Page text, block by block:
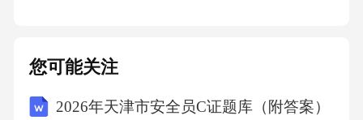
过程中使用规范、礼貌、温馨的语言，为患者
带去心理安慰与关怀。语言美应用意义研究显
您可能关注
2026年天津市安全员C证题库（附答案）